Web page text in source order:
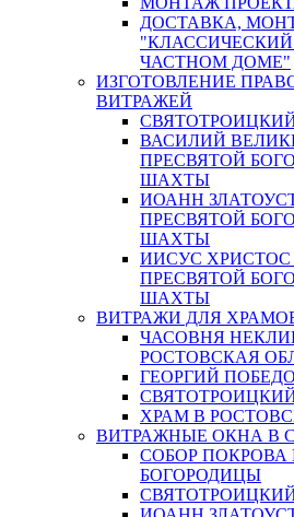
ДОСТАВКА,
ЧАСТНОМ ДОМЕ"
ИЗГОТОВЛЕНИЕ
ВИТРАЖЕЙ
ВАСИЛИЙ
ПРЕСВЯТОЙ
ШАХТЫ
ИОАНН
ПРЕСВЯТОЙ
ШАХТЫ
ИИСУС ХРИСТОС
ПРЕСВЯТОЙ
ШАХТЫ
ВИТРАЖИ ДЛЯ
ЧАСОВНЯ
РОСТОВСКАЯ
ГЕОРГИЙ
ХРАМ В
ВИТРАЖНЫЕ ОКНА В
СОБОР ПОКРОВА
БОГОРОДИЦЫ